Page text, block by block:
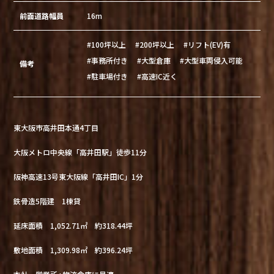
前面道路幅員 16m
備考
#100坪以上 #200坪以上
#リフト(EV)有
#事務所付き
#大型倉庫
#大型車両侵入可能
#駐車場付き
#高速IC近く
東大阪市高井田本通4丁目
大阪メトロ中央線「高井田駅」徒歩11分
阪神高速13号東大阪線「高井田IC」1分
鉄骨造5階建 1棟貸
延床面積 1,052.71㎡ 約318.44坪
敷地面積 1,309.98㎡ 約396.24坪